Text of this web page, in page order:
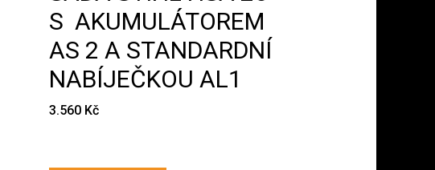
S AKUMULÁTOREM
AS 2 A STANDARDNÍ
NABÍJEČKOU AL1
3.560 Kč